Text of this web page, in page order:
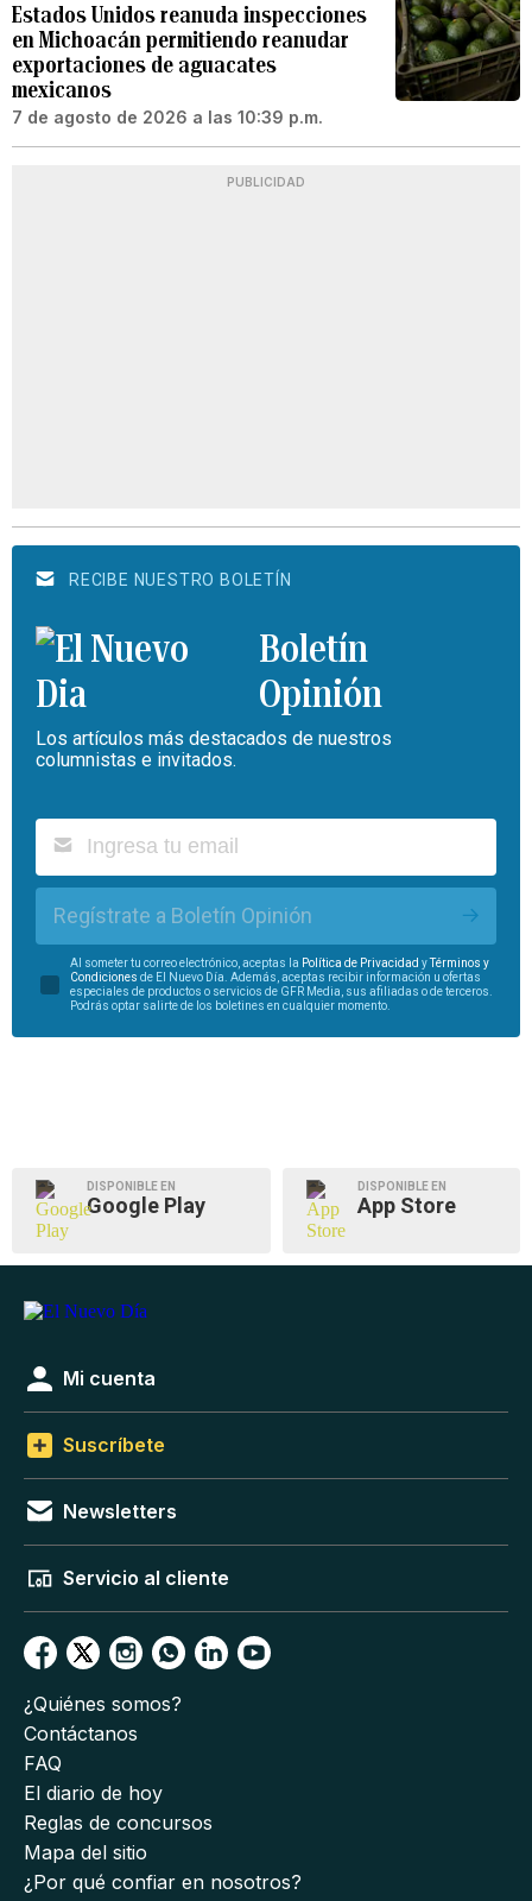
Estados Unidos reanuda inspecciones
en Michoacán permitiendo reanudar
exportaciones de aguacates
mexicanos
7 de agosto de 2026 a las 10:39 p.m.
PUBLICIDAD
RECIBE NUESTRO BOLETÍN
Boletín
Opinión
Los artículos más destacados de nuestros
columnistas e invitados.
Regístrate a Boletín Opinión
Al someter tu correo electrónico, aceptas la Política de Privacidad yTérminos y
Condiciones de El Nuevo Día. Además, aceptas recibir información u ofertas
especiales de productos o servicios de GFR Media, sus afiliadas o de terceros.
Podrás optar salirte de los boletines en cualquier momento.
DISPONIBLE EN
Google Play
DISPONIBLE EN
App Store
Mi cuenta
Suscríbete
Newsletters
Servicio al cliente
¿Quiénes somos?
Contáctanos
FAQ
El diario de hoy
Reglas de concursos
Mapa del sitio
¿Por qué confiar en nosotros?